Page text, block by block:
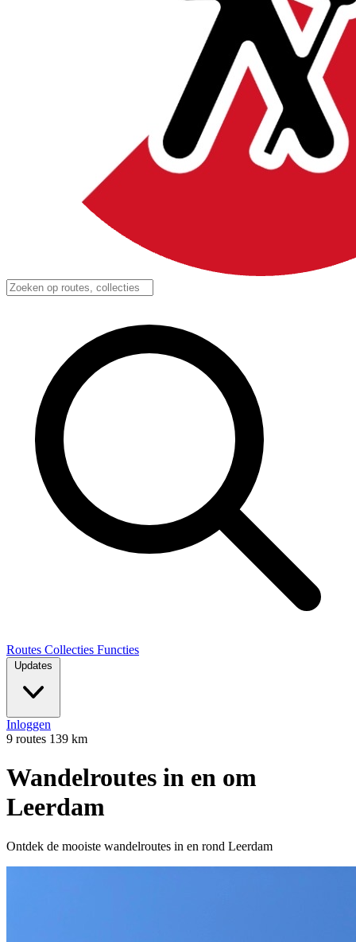
Routes Collecties Functies
Updates
Inloggen
9 routes 139 km
Wandelroutes in en om
Leerdam
Ontdek de mooiste wandelroutes in en rond Leerdam